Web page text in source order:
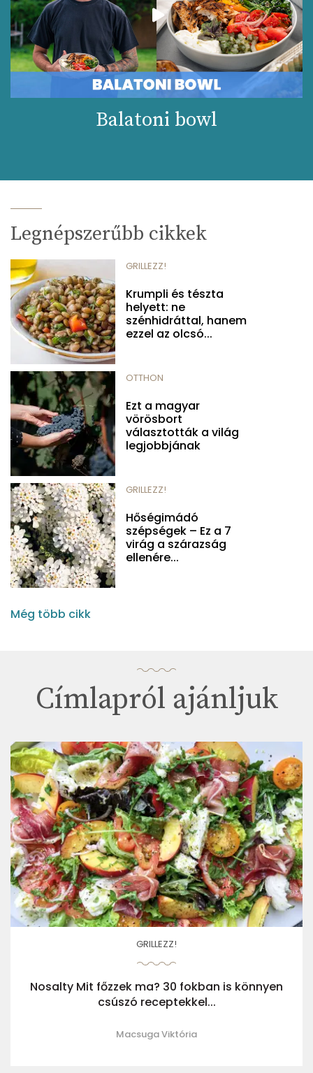
Balatoni bowl
Legnépszerűbb cikkek
GRILLEZZ!
Krumpli és tészta
helyett: ne
szénhidráttal, hanem
ezzel az olcsó...
OTTHON
Ezt a magyar
vörösbort
választották a világ
legjobbjának
GRILLEZZ!
Hőségimádó
szépségek – Ez a 7
virág a szárazság
ellenére...
Még több cikk
Címlapról ajánljuk
GRILLEZZ!
Nosalty Mit főzzek ma? 30 fokban is könnyen
csúszó receptekkel...
Macsuga Viktória